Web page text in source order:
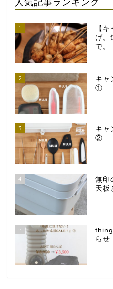
1
【
げ。
で。
2
キャ
①
3
キャ
②
4
無印
天板
5
らせ